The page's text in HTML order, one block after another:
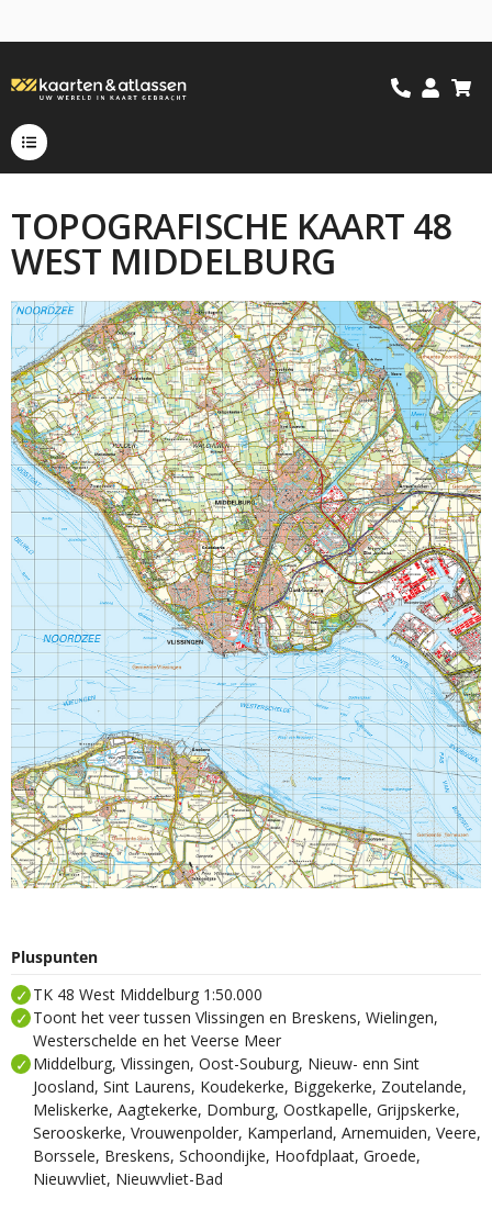
TOPOGRAFISCHE KAART 48
WEST MIDDELBURG
Pluspunten
TK 48 West Middelburg 1:50.000
Toont het veer tussen Vlissingen en Breskens, Wielingen,
Westerschelde en het Veerse Meer
Middelburg, Vlissingen, Oost-Souburg, Nieuw- enn Sint
Joosland, Sint Laurens, Koudekerke, Biggekerke, Zoutelande,
Meliskerke, Aagtekerke, Domburg, Oostkapelle, Grijpskerke,
Serooskerke, Vrouwenpolder, Kamperland, Arnemuiden, Veere,
Borssele, Breskens, Schoondijke, Hoofdplaat, Groede,
Nieuwvliet, Nieuwvliet-Bad